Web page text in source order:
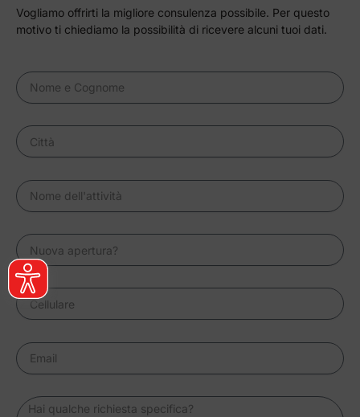
Vogliamo offrirti la migliore consulenza possibile. Per questo
motivo ti chiediamo la possibilità di ricevere alcuni tuoi dati.